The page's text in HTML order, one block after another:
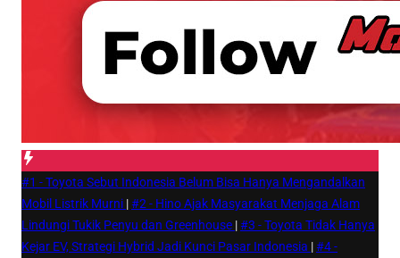
#1 -Toyota Sebut Indonesia Belum Bisa Hanya Mengandalkan
Mobil Listrik Murni |#2 - Hino Ajak Masyarakat Menjaga Alam
Lindungi Tukik Penyu dan Greenhouse |#3 -Toyota Tidak Hanya
Kejar EV, Strategi Hybrid Jadi Kunci Pasar Indonesia |#4 -